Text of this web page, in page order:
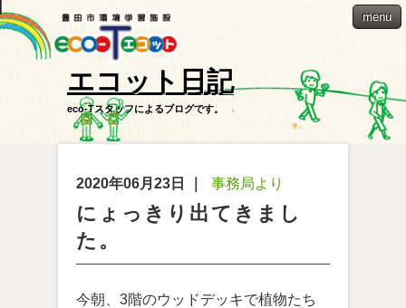
menu
エコット日記
eco-Tスタッフによるブログです。
2020年06月23日 事務局より
にょっきり出てきまし
た。
今朝、3階のウッドデッキで植物たち